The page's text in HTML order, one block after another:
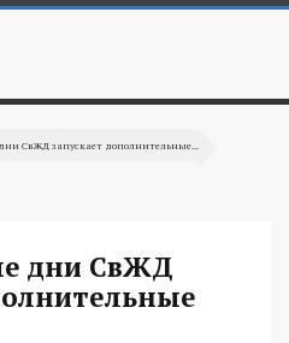
СвЖД запускает дополнительные...
дни СвЖД